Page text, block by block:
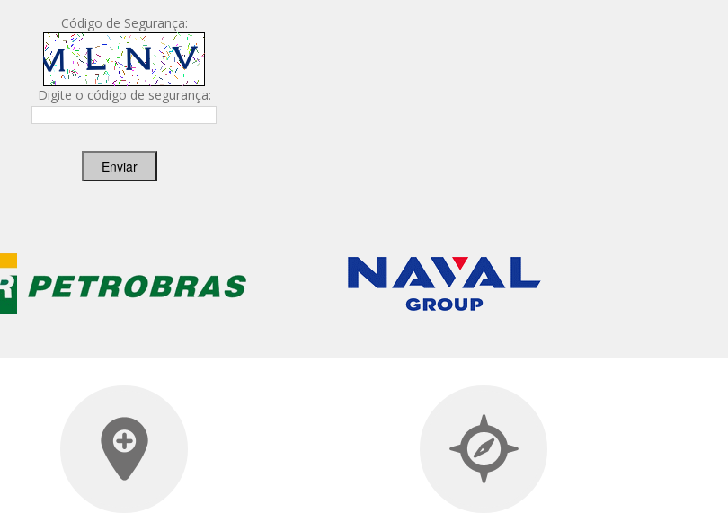
Código de Segurança:
Digite o código de segurança:
Enviar